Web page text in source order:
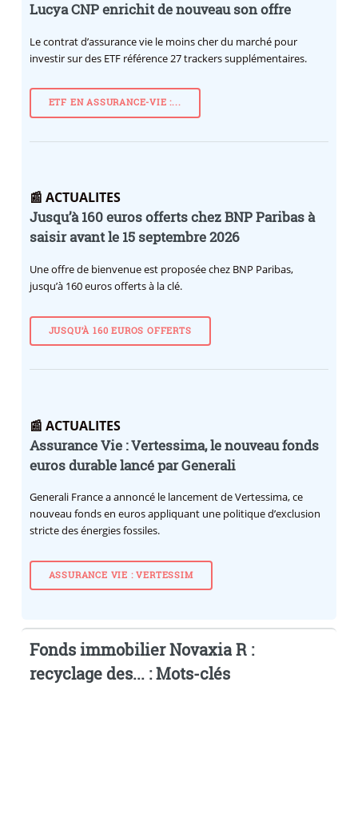
Lucya CNP enrichit de nouveau son offre
Le contrat d’assurance vie le moins cher du marché pour
investir sur des ETF référence 27 trackers supplémentaires.
ETF EN ASSURANCE-VIE :...
📰 ACTUALITES
Jusqu’à 160 euros offerts chez BNP Paribas à
saisir avant le 15 septembre 2026
Une offre de bienvenue est proposée chez BNP Paribas,
jusqu’à 160 euros offerts à la clé.
JUSQU’À 160 EUROS OFFERTS
📰 ACTUALITES
Assurance Vie : Vertessima, le nouveau fonds
euros durable lancé par Generali
Generali France a annoncé le lancement de Vertessima, ce
nouveau fonds en euros appliquant une politique d’exclusion
stricte des énergies fossiles.
ASSURANCE VIE : VERTESSIM
Fonds immobilier Novaxia R :
recyclage des... : Mots-clés